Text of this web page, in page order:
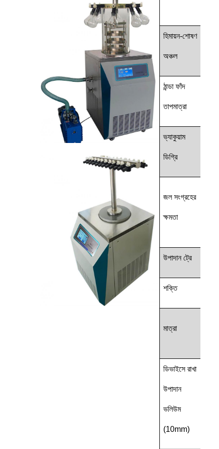
হিমায়ন-শোষণ
অঞ্চল
ঠান্ডা ফাঁদ
তাপমাত্রা
ভ্যাকুয়াম
ডিগ্রি
জল সংগ্রহের
ক্ষমতা
উপাদান ট্রে
শক্তি
মাত্রা
ডিভাইসে রাখা
উপাদান
ভলিউম
(10mm)